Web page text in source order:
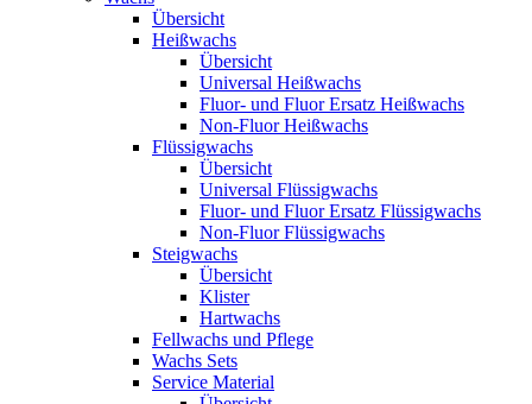
Übersicht
Heißwachs
Übersicht
Universal Heißwachs
Fluor- und Fluor Ersatz Heißwachs
Non-Fluor Heißwachs
Flüssigwachs
Übersicht
Universal Flüssigwachs
Fluor- und Fluor Ersatz Flüssigwachs
Non-Fluor Flüssigwachs
Steigwachs
Übersicht
Klister
Hartwachs
Fellwachs und Pflege
Wachs Sets
Service Material